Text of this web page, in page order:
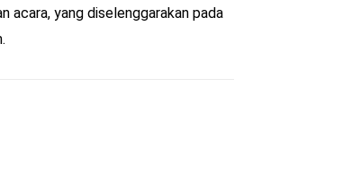
acara, yang diselenggarakan pada